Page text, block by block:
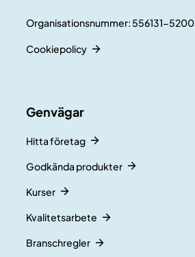
Organisationsnummer: 556131-5200
Cookiepolicy
Genvägar
Hitta företag
Godkända produkter
Kurser
Kvalitetsarbete
Branschregler